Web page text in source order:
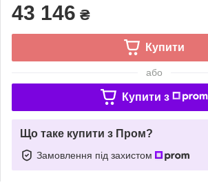
43 146 ₴
Купити
або
Купити з
Що таке купити з Пром?
Замовлення під захистом